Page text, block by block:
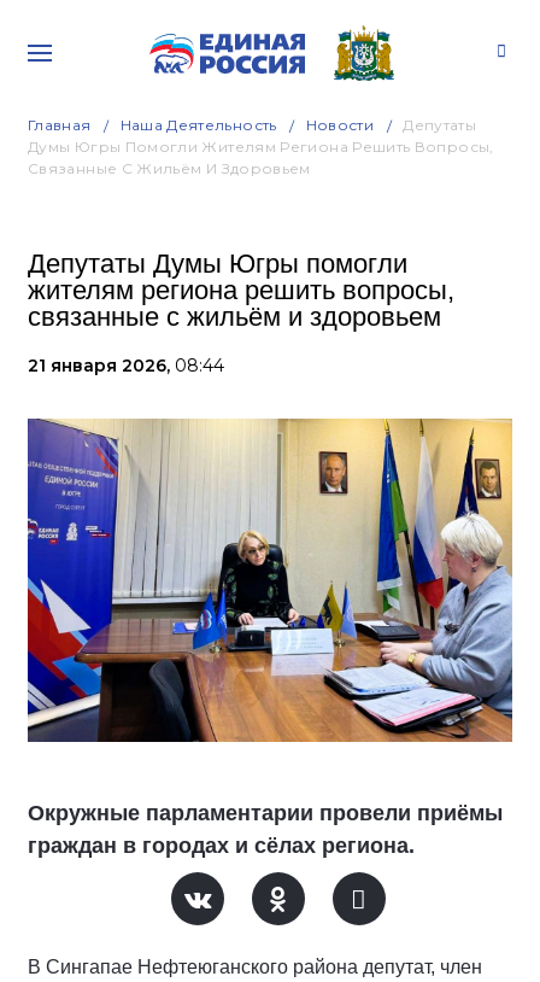
Главная Наша Деятельность Новости
Депутаты
Думы Югры Помогли Жителям Региона Решить Вопросы,
Связанные С Жильём И Здоровьем
Депутаты Думы Югры помогли
жителям региона решить вопросы,
связанные с жильём и здоровьем
21 января 2026, 08:44
Окружные парламентарии провели приёмы
граждан в городах и сёлах региона.
В Сингапае Нефтеюганского района депутат, член